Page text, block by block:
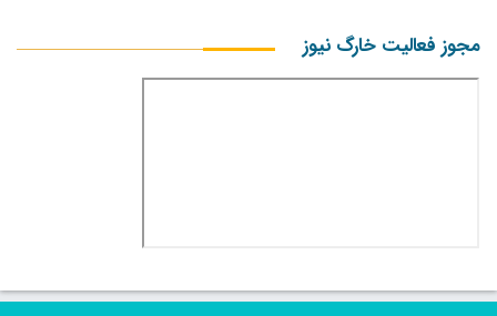
مجوز فعالیت خارگ نیوز